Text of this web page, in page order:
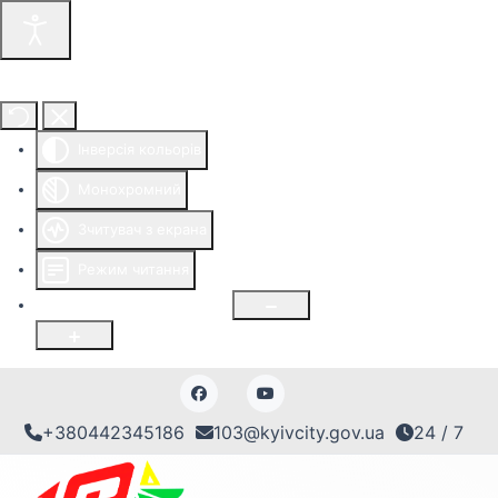
+380442345186 103@kyivcity.gov.ua 24 / 7